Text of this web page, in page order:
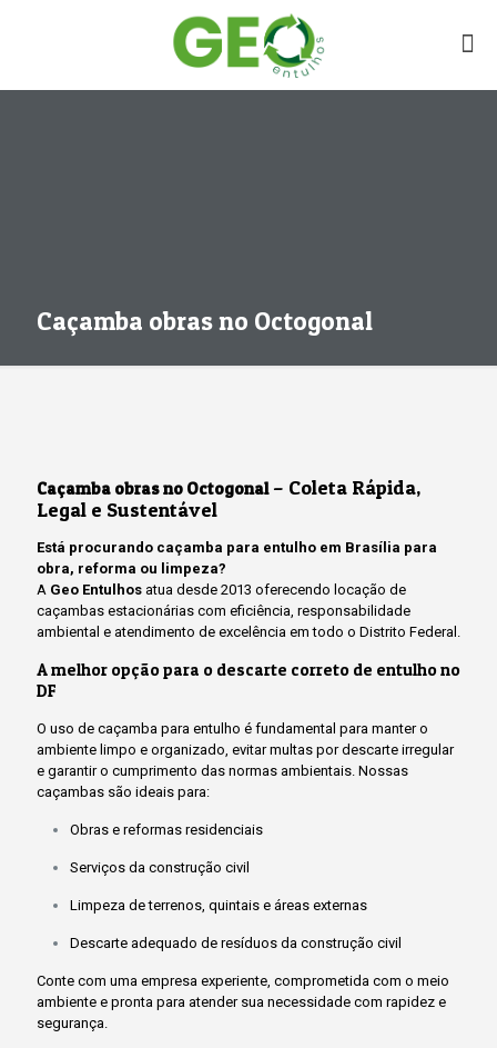
Caçamba obras no Octogonal
Caçamba obras no Octogonal– Coleta Rápida,
Legal e Sustentável
Está procurando caçamba para entulho em Brasília para
obra, reforma ou limpeza?
A Geo Entulhos atua desde 2013 oferecendo locação de
caçambas estacionárias com eficiência, responsabilidade
ambiental e atendimento de excelência em todo o Distrito Federal.
A melhor opção para o descarte correto de entulho no
DF
O uso de caçamba para entulho é fundamental para manter o
ambiente limpo e organizado, evitar multas por descarte irregular
e garantir o cumprimento das normas ambientais. Nossas
caçambas são ideais para:
Obras e reformas residenciais
Serviços da construção civil
Limpeza de terrenos, quintais e áreas externas
Descarte adequado de resíduos da construção civil
Conte com uma empresa experiente, comprometida com o meio
ambiente e pronta para atender sua necessidade com rapidez e
segurança.